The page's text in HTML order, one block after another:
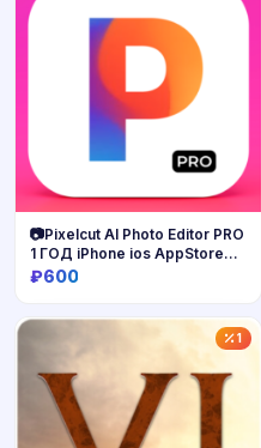
📷Pixelcut AI Photo Editor PRO
1 ГОД iPhone ios AppStore
iPad
₽600
1